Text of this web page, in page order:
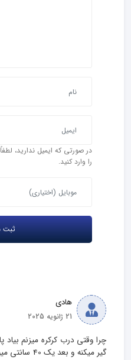
را وارد کنید.
هادی
21 ژانویه 2025
چرا وقتی درب کرکره میزنم
گیر میکنه و